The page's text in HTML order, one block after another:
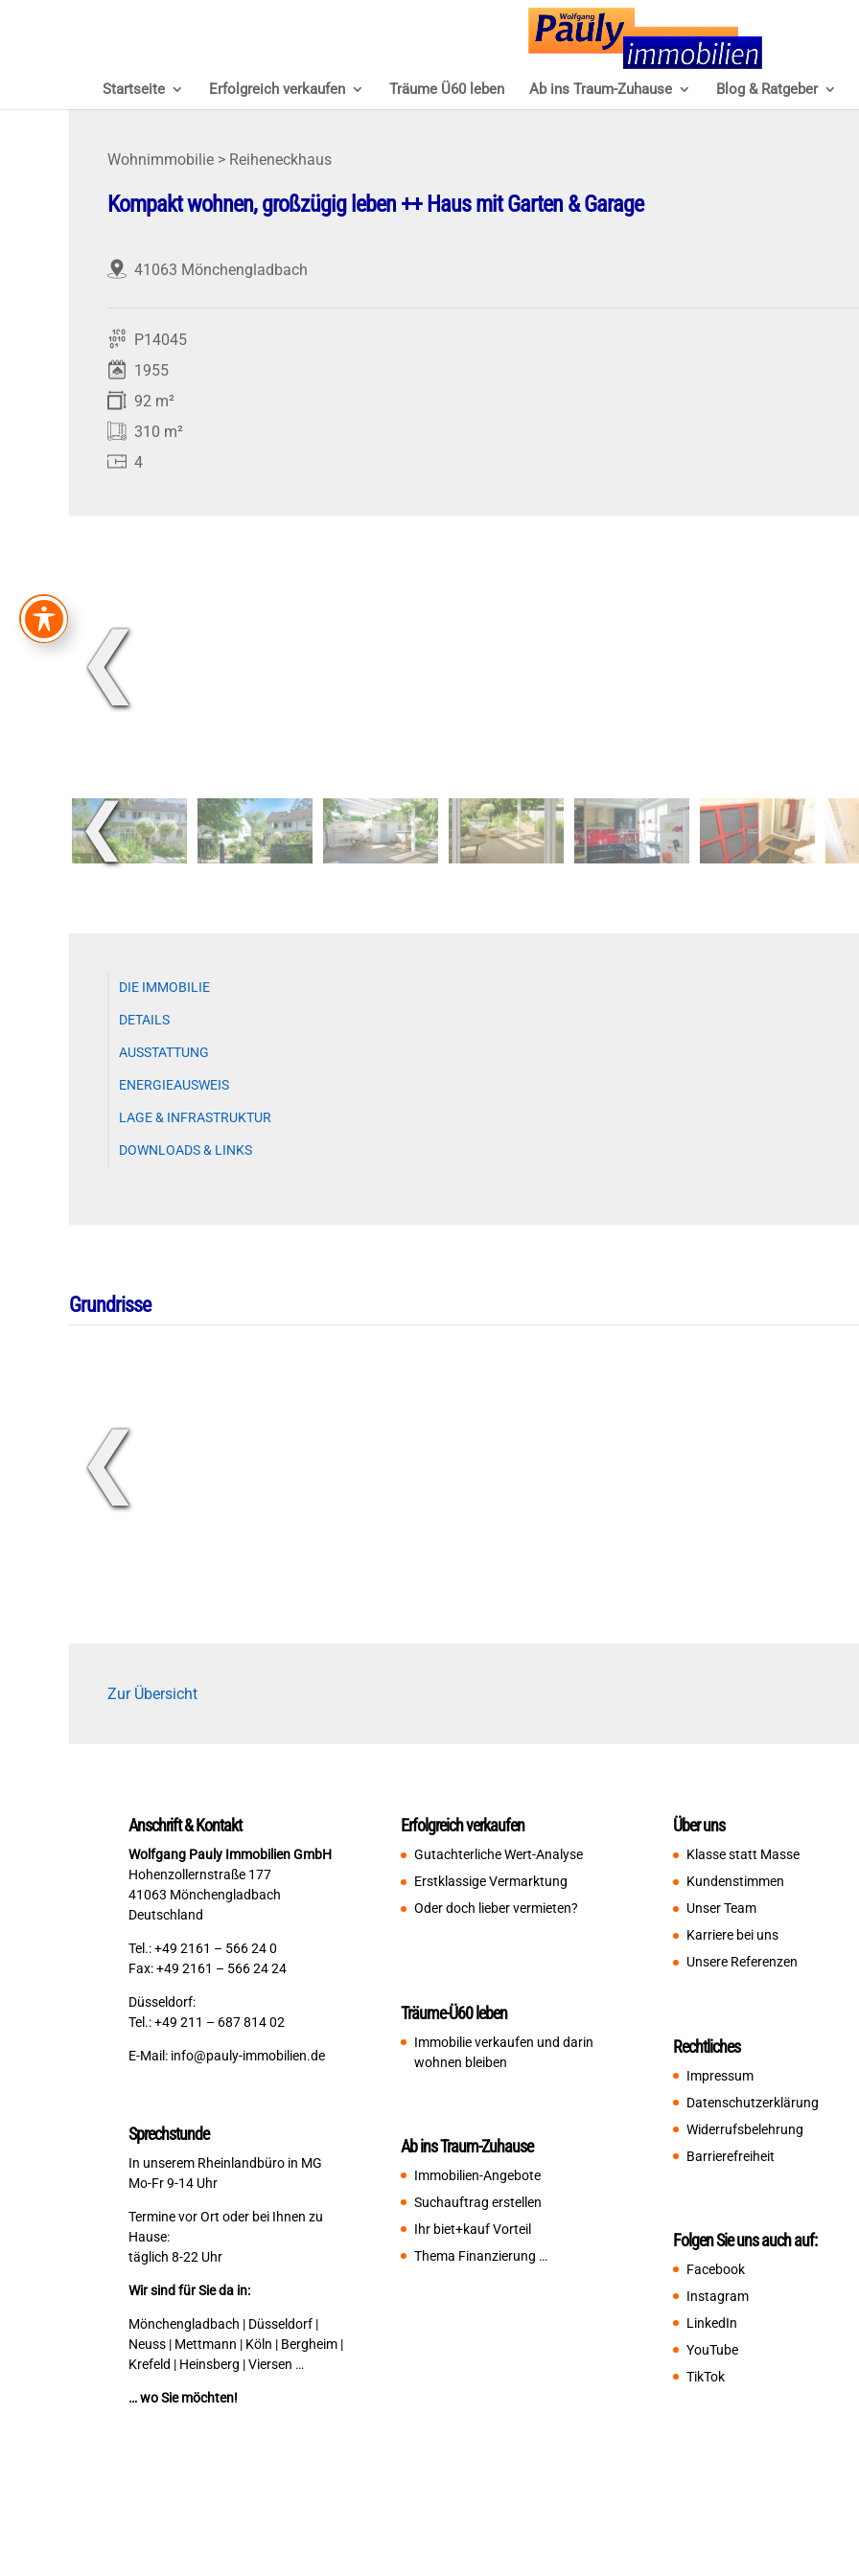
Startseite Erfolgreich verkaufen Träume Ü60 leben Ab ins Traum-Zuhause Blog & Ratgeber
Wohnimmobilie > Reiheneckhaus
Kompakt wohnen, großzügig leben ++ Haus mit Garten & Garage
41063 Mönchengladbach
P14045
1955
92 m²
310 m²
4
❮
❮
DIE IMMOBILIE
DETAILS
AUSSTATTUNG
ENERGIEAUSWEIS
LAGE & INFRASTRUKTUR
DOWNLOADS & LINKS
Grundrisse
❮
Zur Übersicht
Anschrift & Kontakt
Wolfgang Pauly Immobilien GmbH
Hohenzollernstraße 177
41063 Mönchengladbach
Deutschland
Tel.: +49 2161 – 566 24 0
Fax: +49 2161 – 566 24 24
Düsseldorf:
Tel.: +49 211 – 687 814 02
E-Mail: info@pauly-immobilien.de
Sprechstunde
In unserem Rheinlandbüro in MG
Mo-Fr 9-14 Uhr
Termine vor Ort oder bei Ihnen zu
Hause:
täglich 8-22 Uhr
Wir sind für Sie da in:
Mönchengladbach | Düsseldorf |
Neuss | Mettmann | Köln | Bergheim |
Krefeld | Heinsberg | Viersen …
… wo Sie möchten!
Erfolgreich verkaufen
Gutachterliche Wert-Analyse
Erstklassige Vermarktung
Oder doch lieber vermieten?
Träume-Ü60 leben
Immobilie verkaufen und darin
wohnen bleiben
Ab ins Traum-Zuhause
Immobilien-Angebote
Suchauftrag erstellen
Ihr biet+kauf Vorteil
Thema Finanzierung …
Über uns
Klasse statt Masse
Kundenstimmen
Unser Team
Karriere bei uns
Unsere Referenzen
Rechtliches
Impressum
Datenschutzerklärung
Widerrufsbelehrung
Barrierefreiheit
Folgen Sie uns auch auf:
Facebook
Instagram
LinkedIn
YouTube
TikTok